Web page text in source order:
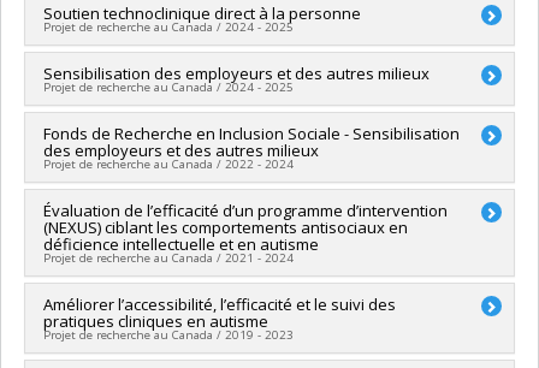
Chercheur principal :Jean-Claude Kalubi Lukasa
Co-chercheurs :Marc Lanovaz
Sources de financement :FRQSC/Fonds de recherche du
Québec - Société et culture (FQRSC)
Programmes de subvention :
universitaires
Soutien technoclinique direct à la personne
Projet de recherche au Canada / 2024 - 2025
Chercheur principal :Marc Lanovaz
Sources de financement :Fonds de recherche Inclusion
Sociale
Programmes de subvention :
Sensibilisation des employeurs et des autres milieux
Projet de recherche au Canada / 2024 - 2025
Chercheur principal : Marc Lanovaz
Sources de financement :Fonds de recherche Inclusion
Sociale
Programmes de subvention :
Fonds de Recherche en Inclusion Sociale - Sensibilisation
des employeurs et des autres milieux
Projet de recherche au Canada / 2022 - 2024
Co-chercheurs : Marc Lanovaz
Sources de financement :Fondation Autiste & majeur
Programmes de subvention :
Évaluation de l’efficacité d’un programme d’intervention
(NEXUS) ciblant les comportements antisociaux en
déficience intellectuelle et en autisme
Projet de recherche au Canada / 2021 - 2024
Chercheur principal : Marie-Michèle Dufour
Co-chercheurs :Marc Lanovaz,Diane Morin
Sources de financement :
Améliorer l’accessibilité, l’efficacité et le suivi des
pratiques cliniques en autisme
Projet de recherche au Canada / 2019 - 2023